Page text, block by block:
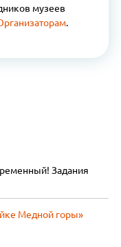
музеев
.
Задания
Медной горы»